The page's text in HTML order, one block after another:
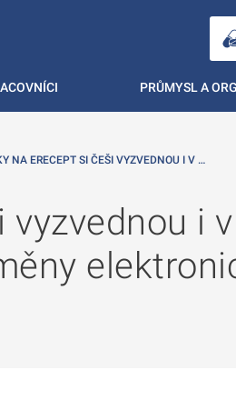
PRŮMYSL A
NA ERECEPT SI ČEŠI VYZVEDNOU I V …
vyzvednou i